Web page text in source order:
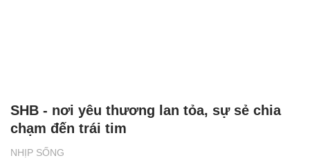
NHỊP SỐNG
SHB - nơi yêu thương lan tỏa, sự sẻ chia
chạm đến trái tim